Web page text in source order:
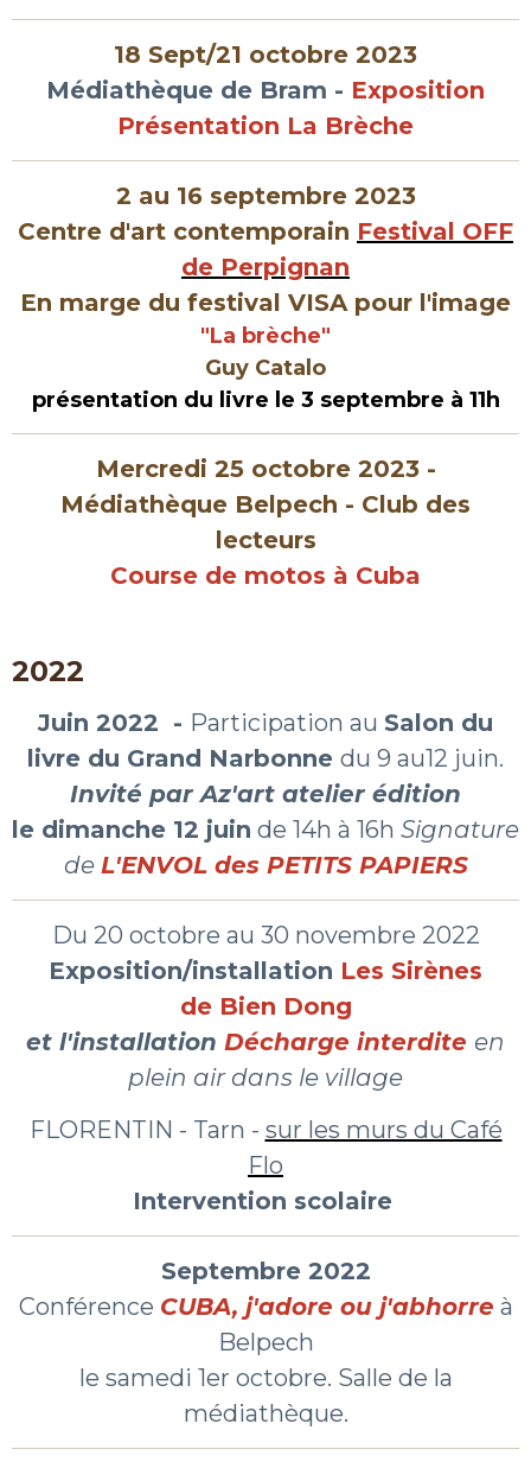
18 Sept/21 octobre 2023
Médiathèque de Bram - Exposition
Présentation La Brèche
2 au 16 septembre 2023
Centre d'art contemporain Festival OFF
de Perpignan
En marge du festival VISA pour l'image
"La brèche"
Guy Catalo
présentation du livre le 3 septembre à 11h
Mercredi 25 octobre 2023 -
Médiathèque Belpech - Club des
lecteurs
Course de motos à Cuba
2022
Juin 2022 - Participation au Salon du
livre du Grand Narbonne du 9 au12 juin.
Invité par Az'art atelier édition
le dimanche 12 juin de 14h à 16h Signature
de L'ENVOL des PETITS PAPIERS
Du 20 octobre au 30 novembre 2022
Exposition/installation Les Sirènes
de Bien Dong
et l'installation Décharge interdite en
plein air dans le village
FLORENTIN - Tarn - sur les murs du Café
Flo
Intervention scolaire
Septembre 2022
Conférence CUBA, j'adore ou j'abhorre à
Belpech
le samedi 1er octobre. Salle de la
médiathèque.